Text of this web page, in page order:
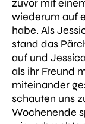
zuvor mit
wiederum auf
habe. Als
stand das
auf und
als ihr Freund
miteinander
schauten uns
Wochenende